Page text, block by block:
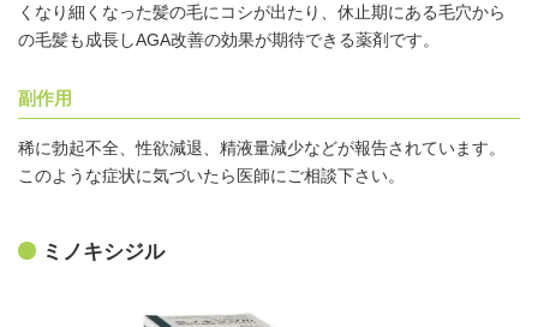
くなり細くなった髪の毛にコシが出たり、休止期にある毛穴から
の毛髪も成長しAGA改善の効果が期待できる薬剤です。
副作用
稀に勃起不全、性欲減退、精液量減少などが報告されています。
このような症状に気づいたら医師にご相談下さい。
ミノキシジル